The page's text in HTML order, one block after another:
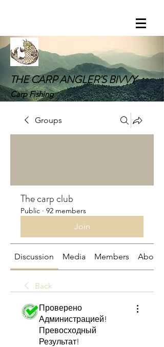
THE CARP ANGLER'S BIVVY
Carp Fishing
Groups
The carp club
Public · 92 members
Join
Discussion Media Members About
Back
Проверено
Администрацией!
Превосходный
Результат!